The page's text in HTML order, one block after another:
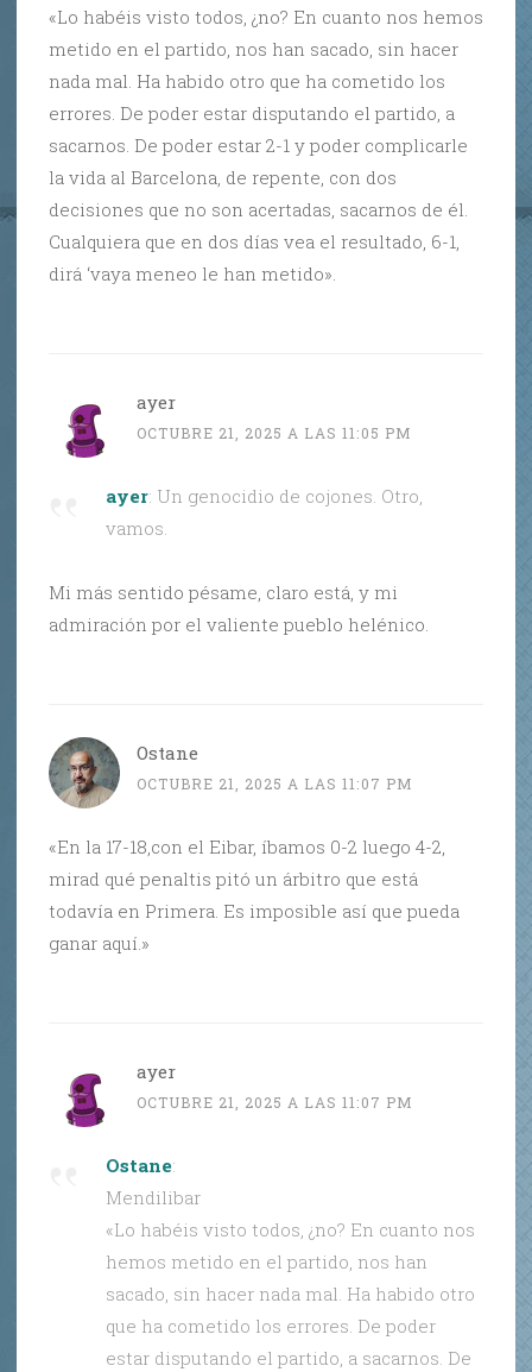
«Lo habéis visto todos, ¿no? En cuanto nos hemos
metido en el partido, nos han sacado, sin hacer
nada mal. Ha habido otro que ha cometido los
errores. De poder estar disputando el partido, a
sacarnos. De poder estar 2-1 y poder complicarle
la vida al Barcelona, de repente, con dos
decisiones que no son acertadas, sacarnos de él.
Cualquiera que en dos días vea el resultado, 6-1,
dirá ‘vaya meneo le han metido».
ayer
OCTUBRE 21, 2025 A LAS 11:05 PM
ayer: Un genocidio de cojones. Otro,
vamos.
Mi más sentido pésame, claro está, y mi
admiración por el valiente pueblo helénico.
Ostane
OCTUBRE 21, 2025 A LAS 11:07 PM
«En la 17-18,con el Eibar, íbamos 0-2 luego 4-2,
mirad qué penaltis pitó un árbitro que está
todavía en Primera. Es imposible así que pueda
ganar aquí.»
ayer
OCTUBRE 21, 2025 A LAS 11:07 PM
Ostane:
Mendilibar
«Lo habéis visto todos, ¿no? En cuanto nos
hemos metido en el partido, nos han
sacado, sin hacer nada mal. Ha habido otro
que ha cometido los errores. De poder
estar disputando el partido, a sacarnos. De